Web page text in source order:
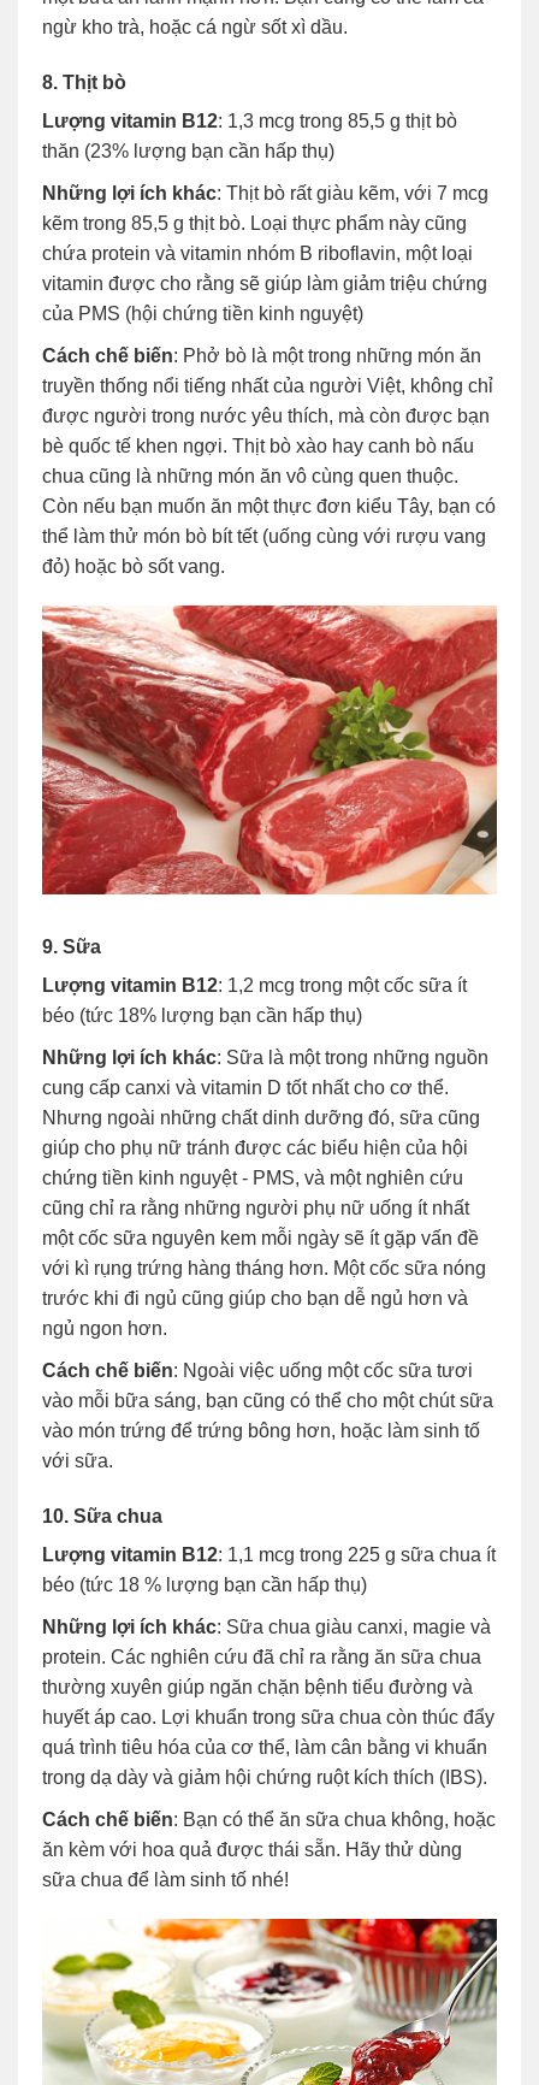
ngừ kho trà, hoặc cá ngừ sốt xì dầu.
8. Thịt bò
Lượng vitamin B12: 1,3 mcg trong 85,5 g thịt bò
thăn (23% lượng bạn cần hấp thụ)
Những lợi ích khác: Thịt bò rất giàu kẽm, với 7 mcg
kẽm trong 85,5 g thịt bò. Loại thực phẩm này cũng
chứa protein và vitamin nhóm B riboflavin, một loại
vitamin được cho rằng sẽ giúp làm giảm triệu chứng
của PMS (hội chứng tiền kinh nguyệt)
Cách chế biến: Phở bò là một trong những món ăn
truyền thống nổi tiếng nhất của người Việt, không chỉ
được người trong nước yêu thích, mà còn được bạn
bè quốc tế khen ngợi. Thịt bò xào hay canh bò nấu
chua cũng là những món ăn vô cùng quen thuộc.
Còn nếu bạn muốn ăn một thực đơn kiểu Tây, bạn có
thể làm thử món bò bít tết (uống cùng với rượu vang
đỏ) hoặc bò sốt vang.
9. Sữa
Lượng vitamin B12: 1,2 mcg trong một cốc sữa ít
béo (tức 18% lượng bạn cần hấp thụ)
Những lợi ích khác: Sữa là một trong những nguồn
cung cấp canxi và vitamin D tốt nhất cho cơ thể.
Nhưng ngoài những chất dinh dưỡng đó, sữa cũng
giúp cho phụ nữ tránh được các biểu hiện của hội
chứng tiền kinh nguyệt - PMS, và một nghiên cứu
cũng chỉ ra rằng những người phụ nữ uống ít nhất
một cốc sữa nguyên kem mỗi ngày sẽ ít gặp vấn đề
với kì rụng trứng hàng tháng hơn. Một cốc sữa nóng
trước khi đi ngủ cũng giúp cho bạn dễ ngủ hơn và
ngủ ngon hơn.
Cách chế biến: Ngoài việc uống một cốc sữa tươi
vào mỗi bữa sáng, bạn cũng có thể cho một chút sữa
vào món trứng để trứng bông hơn, hoặc làm sinh tố
với sữa.
10. Sữa chua
Lượng vitamin B12: 1,1 mcg trong 225 g sữa chua ít
béo (tức 18 % lượng bạn cần hấp thụ)
Những lợi ích khác: Sữa chua giàu canxi, magie và
protein. Các nghiên cứu đã chỉ ra rằng ăn sữa chua
thường xuyên giúp ngăn chặn bệnh tiểu đường và
huyết áp cao. Lợi khuẩn trong sữa chua còn thúc đẩy
quá trình tiêu hóa của cơ thể, làm cân bằng vi khuẩn
trong dạ dày và giảm hội chứng ruột kích thích (IBS).
Cách chế biến: Bạn có thể ăn sữa chua không, hoặc
ăn kèm với hoa quả được thái sẵn. Hãy thử dùng
sữa chua để làm sinh tố nhé!